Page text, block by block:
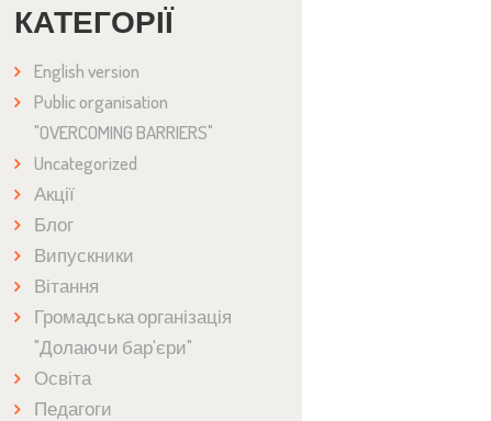
КАТЕГОРІЇ
English version
Public organisation
"OVERCOMING BARRIERS"
Uncategorized
Акції
Блог
Випускники
Вітання
Громадська організація
"Долаючи бар'єри"
Освіта
Педагоги